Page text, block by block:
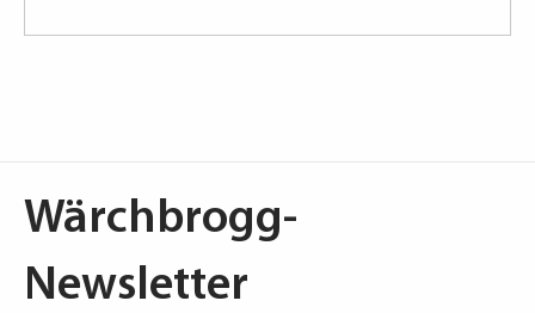
Wärchbrogg-
Newsletter